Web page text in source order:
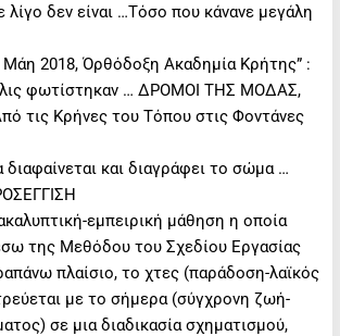
λίγο δεν είναι …Τόσο που κάνανε μεγάλη
Μάη 2018, Όρθόδοξη Ακαδημία Κρήτης” :
φωτίστηκαν … ΔΡΟΜΟΙ ΤΗΣ ΜΟΔΑΣ,
τις Κρήνες του Τόπου στις Φοντάνες
και διαγράφει το σώμα …
εμπειρική μάθηση η οποία
της Μεθόδου του Σχεδίου Εργασίας
πλαίσιο, το χτες (παράδοση-λαϊκός
με το σήμερα (σύγχρονη ζωή-
σε μια διαδικασία σχηματισμού,